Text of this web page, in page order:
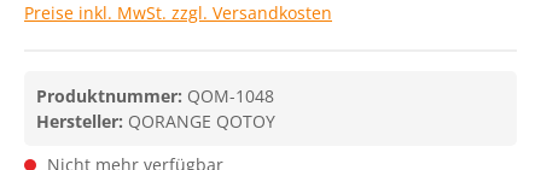
Preise inkl. MwSt. zzgl. Versandkosten
Produktnummer: QOM-1048
Hersteller: QORANGE QOTOY
Nicht mehr verfügbar